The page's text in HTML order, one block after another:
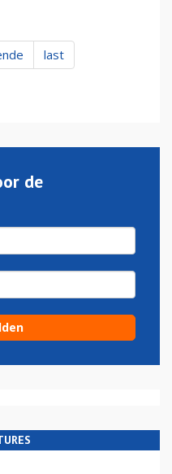
last
de